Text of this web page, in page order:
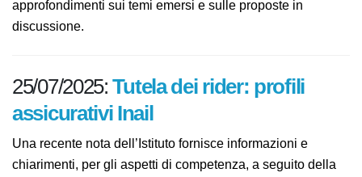
Il nostro giornale proporrà nei prossimi giorni ulteriori
25/07/2025:Tutela dei rider: profili
assicurativi Inail